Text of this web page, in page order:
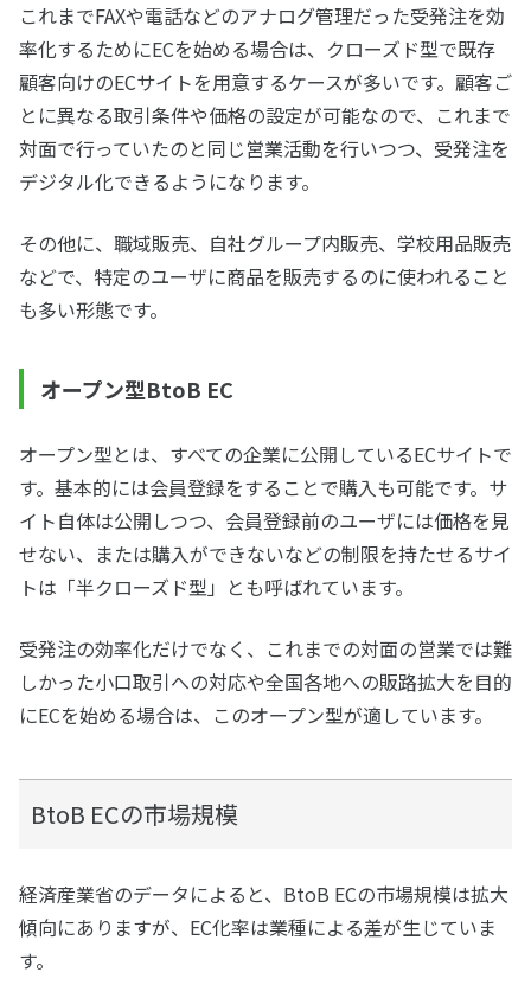
これまでFAXや電話などのアナログ管理だった受発注を効
率化するためにECを始める場合は、クローズド型で既存
顧客向けのECサイトを用意するケースが多いです。顧客ご
とに異なる取引条件や価格の設定が可能なので、これまで
対面で行っていたのと同じ営業活動を行いつつ、受発注を
デジタル化できるようになります。
その他に、職域販売、自社グループ内販売、学校用品販売
などで、特定のユーザに商品を販売するのに使われること
も多い形態です。
オープン型BtoB EC
オープン型とは、すべての企業に公開しているECサイトで
す。基本的には会員登録をすることで購入も可能です。サ
イト自体は公開しつつ、会員登録前のユーザには価格を見
せない、または購入ができないなどの制限を持たせるサイ
トは「半クローズド型」とも呼ばれています。
受発注の効率化だけでなく、これまでの対面の営業では難
しかった小口取引への対応や全国各地への販路拡大を目的
にECを始める場合は、このオープン型が適しています。
BtoB ECの市場規模
経済産業省のデータによると、BtoB ECの市場規模は拡大
傾向にありますが、EC化率は業種による差が生じていま
す。